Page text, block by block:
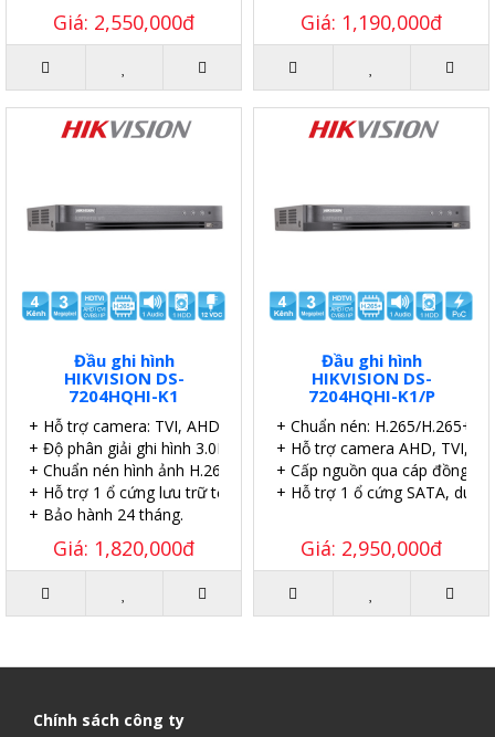
Giá: 2,550,000đ Giá: 1,190,000đ
Đầu ghi hình
HIKVISION DS-
7204HQHI-K1
+ Hỗ trợ camera: TVI, AHD, Analog, CVI, IP
+ Độ phân giải ghi hình 3.0MP
+ Chuẩn nén hình ảnh H.265+
+ Hỗ trợ 1 ổ cứng lưu trữ tối đa 6TB.
+ Bảo hành 24 tháng.
Giá: 1,820,000đ
Đầu ghi hình
HIKVISION DS-
7204HQHI-K1/P
+ Chuẩn nén: H.265/H.265+.
+ Hỗ trợ camera AHD, TVI,
+ Cấp nguồn qua cáp đồng
+ Hỗ trợ 1 ổ cứng SATA,
Giá: 2,950,000đ
Chính sách công ty